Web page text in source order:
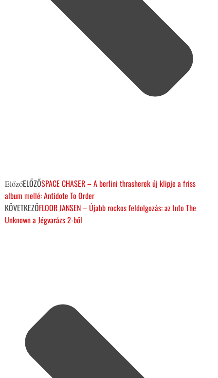
ElőzőELŐZŐSPACE CHASER – A berlini thrasherek új klipje a friss
album mellé: Antidote To Order
KÖVETKEZŐFLOOR JANSEN – Újabb rockos feldolgozás: az Into The
Unknown a Jégvarázs 2-ből